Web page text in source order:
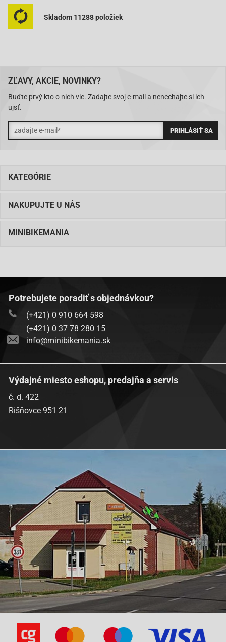
Skladom 11288 položiek
ZĽAVY, AKCIE, NOVINKY?
Buďte prvý kto o nich vie. Zadajte svoj e-mail a nenechajte si ich
ujsť.
KATEGÓRIE
NAKUPUJTE U NÁS
MINIBIKEMANIA
Potrebujete poradiť s objednávkou?
(+421) 0 910 664 598
(+421) 0 37 78 280 15
info@minibikemania.sk
Výdajné miesto eshopu, predajňa a servis
č. d. 422
Rišňovce 951 21